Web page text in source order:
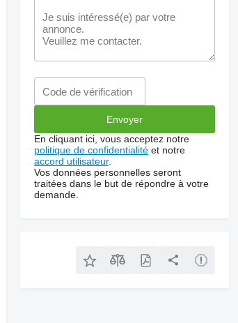
En cliquant ici, vous acceptez notre
politique de confidentialité et notre
accord utilisateur.
Vos données personnelles seront
traitées dans le but de répondre à votre
demande.